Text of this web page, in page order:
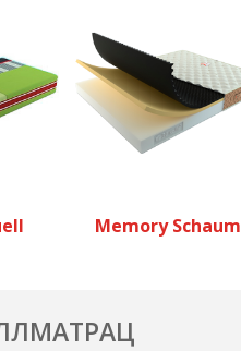
Memory Schaum